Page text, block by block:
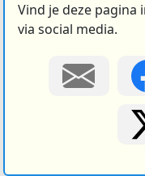
Vind je deze pagina
via social media.